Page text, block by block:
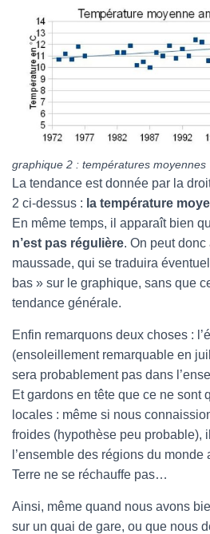
graphique 2 : températures moyennes
La tendance est donnée par la
2 ci-dessus : la température
En même temps, il apparaît bien
n’est pas régulière. On peut
maussade, qui se traduira
bas » sur le graphique, sans que
tendance générale.
Enfin remarquons deux choses :
(ensoleillement remarquable en
sera probablement pas dans
Et gardons en tête que ce ne sont
locales : même si nous
froides (hypothèse peu probable),
l’ensemble des régions du monde
Terre ne se réchauffe pas…
Ainsi, même quand nous avons
sur un quai de gare, ou que nous